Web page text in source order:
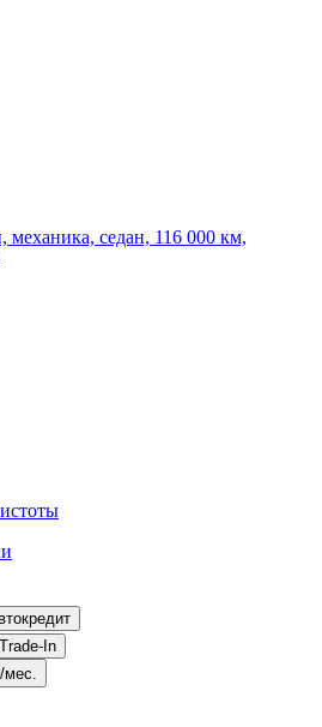
механика, седан, 116 000 км,
автокредит
на Trade-In